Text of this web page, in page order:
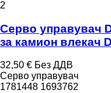
2
Серво управувач
за камион влекач
32,50 € Без ДДВ
Серво управувач
1781448 1693762